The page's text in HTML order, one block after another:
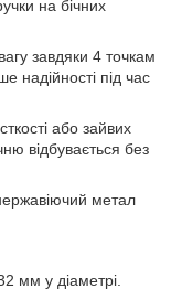
на бічних
завдяки 4 точкам
надійності під час
або зайвих
відбувається без
метал
мм у діаметрі.